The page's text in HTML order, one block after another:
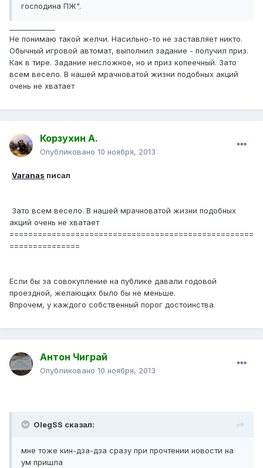
господина ПЖ".
Не понимаю такой желчи. Насильно-то не заставляет никто.
Обычный игровой автомат, выполнил задание - получил приз.
Как в тире. Задание несложное, но и приз копеечный. Зато
всем весело. В нашей мрачноватой жизни подобных акций
очень не хватает
Корзухин А.
Опубликовано 10 ноября, 2013
Varanas писал
Зато всем весело. В нашей мрачноватой жизни подобных
акций очень не хватает
====================================================
===============
Если бы за совокупление на публике давали годовой
проездной, желающих было бы не меньше.
Впрочем, у каждого собственный порог достоинства.
Антон Чиграй
Опубликовано 10 ноября, 2013
OlegSS сказал:
мне тоже кин-дза-дза сразу при прочтении новости на
ум пришла